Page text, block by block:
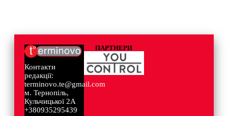
Контакти
редакції:
terminovo.te@gmail.com
м. Тернопіль,
Кульчицької 2А
+380935295439
ПАРТНЕРИ